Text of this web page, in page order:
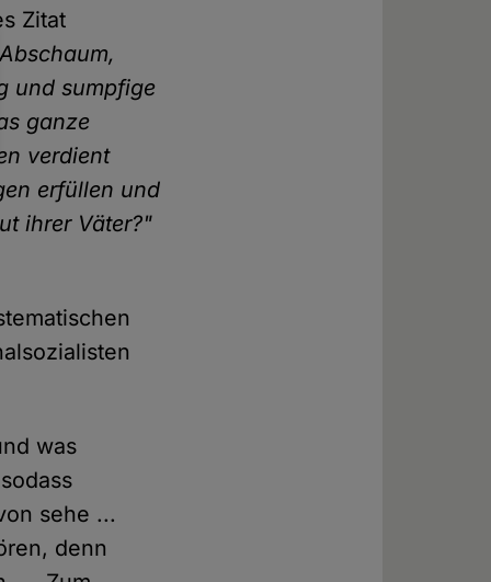
Zitat
und sumpfige
ganze
verdient
erfüllen und
ihrer Väter?"
was
sehe ...
denn